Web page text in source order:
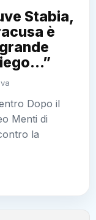
Stabia,
è
Dopo il
Menti di
la